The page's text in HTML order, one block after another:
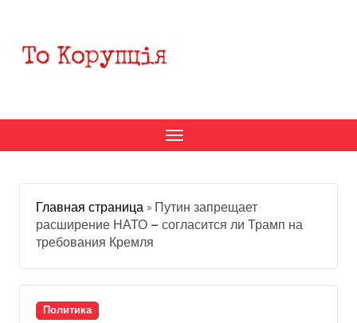
содержанию
Главная страница » Путин запрещает
расширение НАТО — согласится ли Трамп на
требования Кремля
Политика